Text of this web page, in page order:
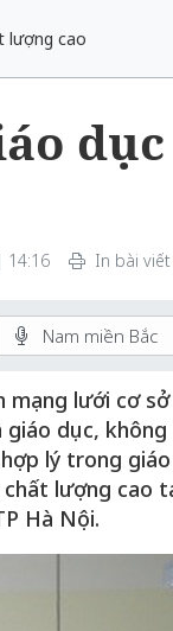
lượng cao
dục
14:16 In bài viết
Nam miền Bắc
mạng lưới cơ sở
dục, không
lý trong giáo
lượng cao
Hà Nội.